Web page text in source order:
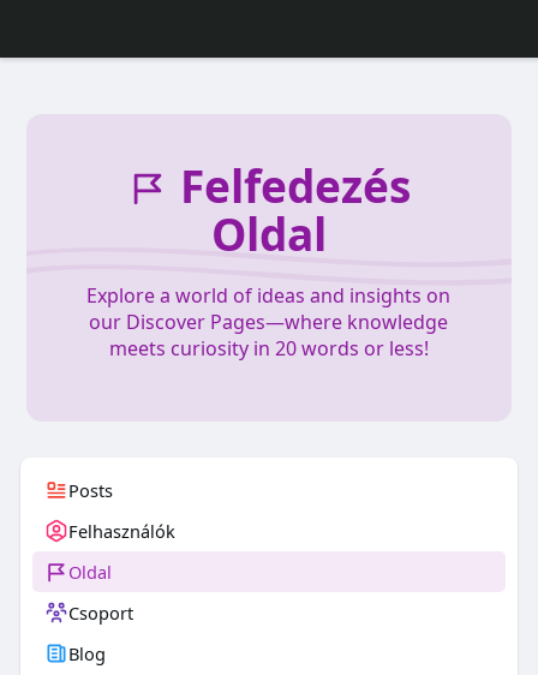
Felfedezés
Oldal
Explore a world of ideas and insights on
our Discover Pages—where knowledge
meets curiosity in 20 words or less!
Posts
Felhasználók
Oldal
Csoport
Blog